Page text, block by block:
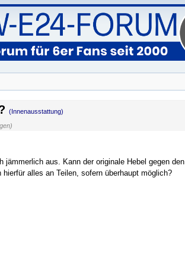
(Innenausstattung)
jämmerlich aus. Kann der originale Hebel gegen den
alles an Teilen, sofern überhaupt möglich?